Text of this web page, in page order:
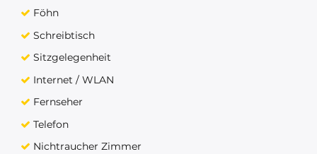
Föhn
Schreibtisch
Sitzgelegenheit
Internet / WLAN
Fernseher
Telefon
Nichtraucher Zimmer